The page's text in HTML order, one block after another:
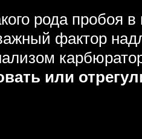
рода пробоя
фактор
или